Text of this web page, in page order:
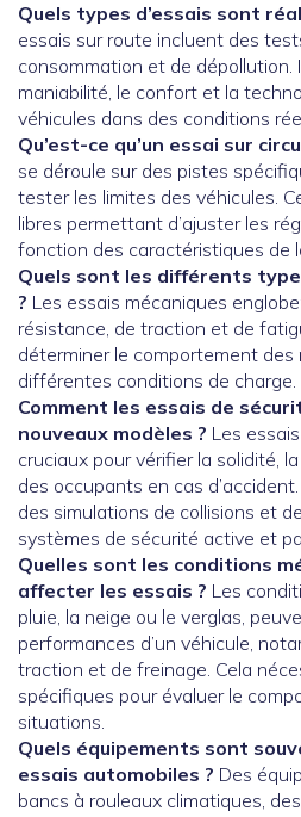
Quels types d’essais sont
essais sur route incluent des
consommation et de dépollution.
maniabilité, le confort et la
véhicules dans des conditions
Qu’est-ce qu’un essai sur
se déroule sur des pistes
tester les limites des véhicules.
libres permettant d’ajuster les
fonction des caractéristiques de
Quels sont les différents
? Les essais mécaniques
résistance, de traction et de
déterminer le comportement des
différentes conditions de charge.
Comment les essais de
nouveaux modèles ? Les
cruciaux pour vérifier la solidité,
des occupants en cas
des simulations de collisions et
systèmes de sécurité active et
Quelles sont les conditions
affecter les essais ? Les
pluie, la neige ou le verglas,
performances d’un véhicule,
traction et de freinage. Cela
spécifiques pour évaluer le
situations.
Quels équipements sont
essais automobiles ? Des
bancs à rouleaux climatiques,